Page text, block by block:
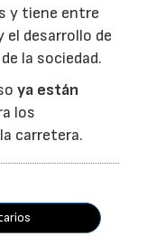
y tiene entre
desarrollo de
la sociedad.
ya están
los
carretera.